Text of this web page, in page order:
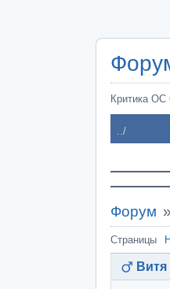
Критика ОС
../
Форум »
Страницы